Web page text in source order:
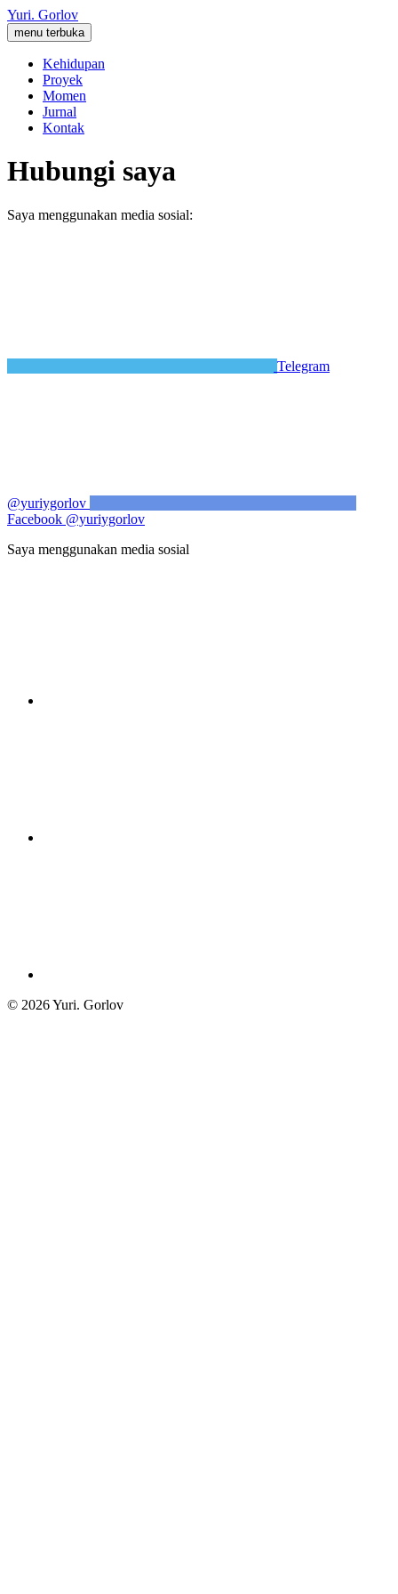
Yuri. Gorlov
menu terbuka
Kehidupan
Proyek
Momen
Jurnal
Kontak
Hubungi saya
Saya menggunakan media sosial:
Telegram
@yuriygorlov
Facebook @yuriygorlov
Saya menggunakan media sosial
© 2026Yuri. Gorlov